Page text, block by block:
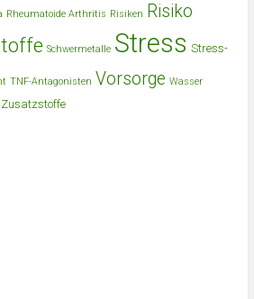
Rheumatoide Arthritis Risiken Risiko
Schwermetalle Stress Stress-
TNF-Antagonisten Vorsorge Wasser
Zusatzstoffe